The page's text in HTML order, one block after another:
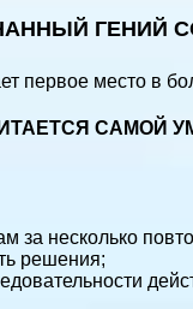
ГЕНИЙ
первое место в
САМОЙ
за несколько
решения;